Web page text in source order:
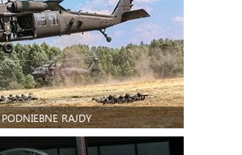
PODNIEBNE RAJDY